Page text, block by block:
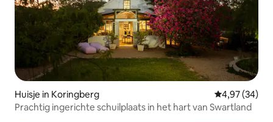
Huisje in Koringberg Gemiddelde
4,97 (34)
Prachtig ingerichte schuilplaats in het hart van Swartland